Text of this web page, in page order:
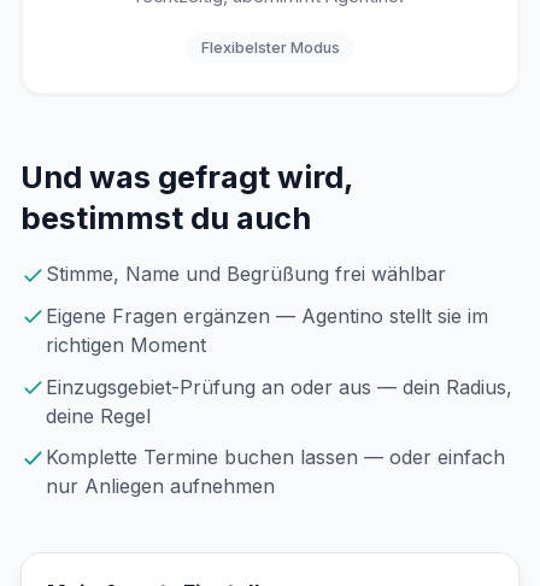
Flexibelster Modus
Und was gefragt wird,
bestimmst du auch
Stimme, Name und Begrüßung frei wählbar
Eigene Fragen ergänzen — Agentino stellt sie im
richtigen Moment
Einzugsgebiet-Prüfung an oder aus — dein Radius,
deine Regel
Komplette Termine buchen lassen — oder einfach
nur Anliegen aufnehmen